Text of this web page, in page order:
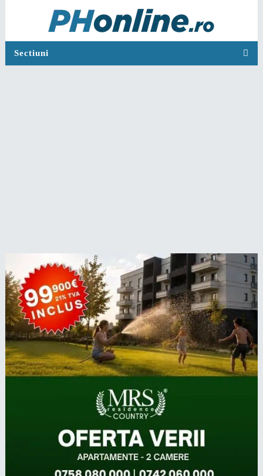
Sectiuni